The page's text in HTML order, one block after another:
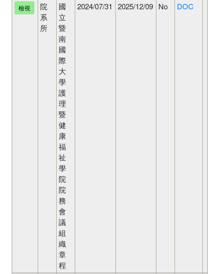
檢視
院
系
所
國
立
暨
南
國
際
大
學
護
理
暨
健
康
福
祉
學
院
院
務
會
議
組
織
章
程
2024/07/31 2025/12/09 No DOC